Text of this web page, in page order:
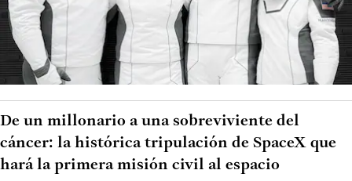
De un millonario a una sobreviviente del
cáncer: la histórica tripulación de SpaceX que
hará la primera misión civil al espacio